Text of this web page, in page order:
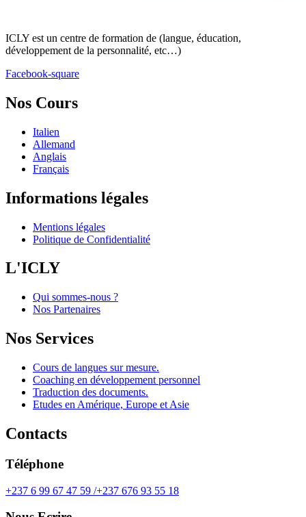
ICLY est un centre de formation de (langue, éducation,
développement de la personnalité, etc…)
Facebook-square
Nos Cours
Italien
Allemand
Anglais
Français
Informations légales
Mentions légales
Politique de Confidentialité
L'ICLY
Qui sommes-nous ?
Nos Partenaires
Nos Services
Cours de langues sur mesure.
Coaching en développement personnel
Traduction des documents.
Etudes en Amérique, Europe et Asie
Contacts
Téléphone
+237 6 99 67 47 59 /+237 676 93 55 18